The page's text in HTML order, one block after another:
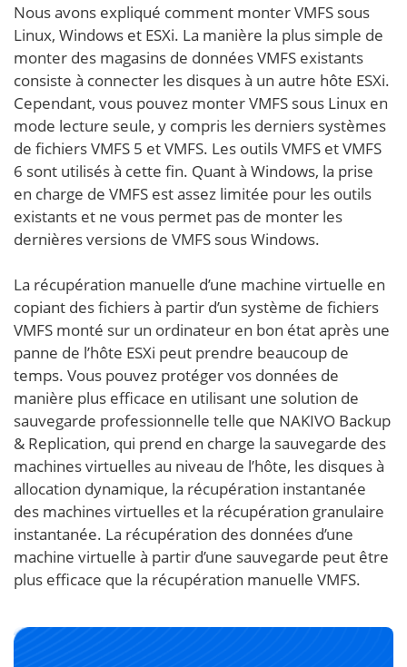
Nous avons expliqué comment monter VMFS sous
Linux, Windows et ESXi. La manière la plus simple de
monter des magasins de données VMFS existants
consiste à connecter les disques à un autre hôte ESXi.
Cependant, vous pouvez monter VMFS sous Linux en
mode lecture seule, y compris les derniers systèmes
de fichiers VMFS 5 et VMFS. Les outils VMFS et VMFS
6 sont utilisés à cette fin. Quant à Windows, la prise
en charge de VMFS est assez limitée pour les outils
existants et ne vous permet pas de monter les
dernières versions de VMFS sous Windows.
La récupération manuelle d’une machine virtuelle en
copiant des fichiers à partir d’un système de fichiers
VMFS monté sur un ordinateur en bon état après une
panne de l’hôte ESXi peut prendre beaucoup de
temps. Vous pouvez protéger vos données de
manière plus efficace en utilisant une solution de
sauvegarde professionnelle telle que NAKIVO Backup
& Replication, qui prend en charge la sauvegarde des
machines virtuelles au niveau de l’hôte, les disques à
allocation dynamique, la récupération instantanée
des machines virtuelles et la récupération granulaire
instantanée. La récupération des données d’une
machine virtuelle à partir d’une sauvegarde peut être
plus efficace que la récupération manuelle VMFS.